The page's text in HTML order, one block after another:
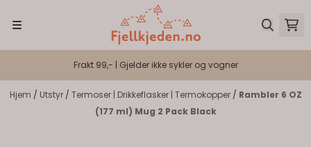
Frakt 99,- | Gjelder ikke sykler og vogner
Hjem / Utstyr / Termoser | Drikkeflasker | Termokopper / Rambler 6 OZ
(177 ml) Mug 2 Pack Black